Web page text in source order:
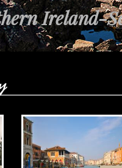
Ireland-